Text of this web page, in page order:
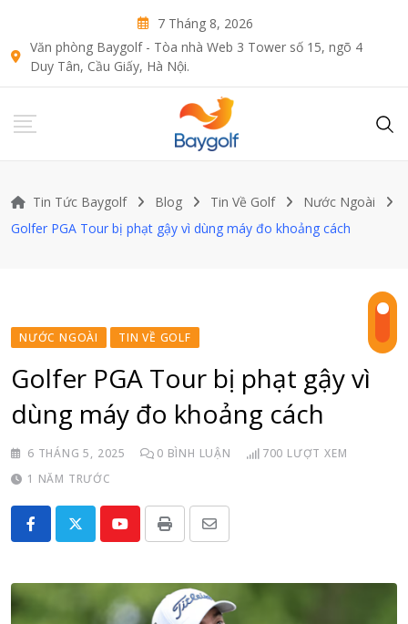
content
7 Tháng 8, 2026
Văn phòng Baygolf - Tòa nhà Web 3 Tower số 15, ngõ 4
Duy Tân, Cầu Giấy, Hà Nội.
Tin Tức Baygolf Blog Tin Về Golf
Nước Ngoài
Golfer PGA Tour bị phạt gậy vì dùng máy đo khoảng cách
NƯỚC NGOÀI TIN VỀ GOLF
Golfer PGA Tour bị phạt gậy vì
dùng máy đo khoảng cách
6 THÁNG 5, 2025 0 BÌNH LUẬN 700 LƯỢT XEM
1 NĂM TRƯỚC
YoutubePrint
Share
Email